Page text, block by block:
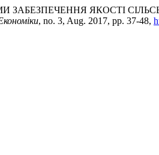
ЗАБЕЗПЕЧЕННЯ ЯКОСТІ
, no. 3, Aug. 2017, pp. 37-48,